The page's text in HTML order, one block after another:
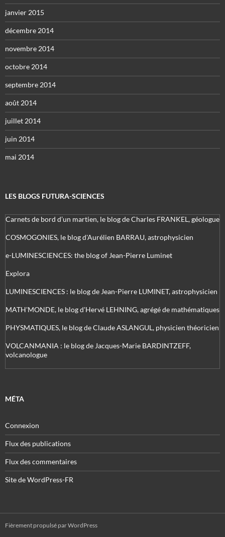
janvier 2015
décembre 2014
novembre 2014
octobre 2014
septembre 2014
août 2014
juillet 2014
juin 2014
mai 2014
LES BLOGS FUTURA-SCIENCES
Carnets de bord d’un martien, le blog de Charles FRANKEL, géologue
COSMOGONIES, le blog d'Aurélien BARRAU, astrophysicien
e-LUMINESCIENCES: the blog of Jean-Pierre Luminet
Explora
LUMINESCIENCES : le blog de Jean-Pierre LUMINET, astrophysicien
MATH'MONDE, le blog d'Hervé LEHNING, agrégé de mathématiques
PHYSMATIQUES, le blog de Claude ASLANGUL, physicien théoricien
VOLCANMANIA : le blog de Jacques-Marie BARDINTZEFF,
volcanologue
MÉTA
Connexion
Flux des publications
Flux des commentaires
Site de WordPress-FR
Fièrement propulsé par WordPress